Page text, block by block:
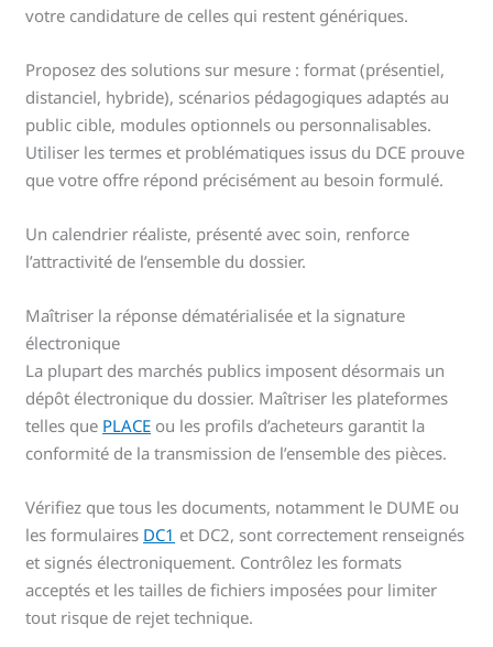
votre candidature de celles qui restent génériques.
Proposez des solutions sur mesure : format (présentiel,
distanciel, hybride), scénarios pédagogiques adaptés au
public cible, modules optionnels ou personnalisables.
Utiliser les termes et problématiques issus du DCE prouve
que votre offre répond précisément au besoin formulé.
Un calendrier réaliste, présenté avec soin, renforce
l’attractivité de l’ensemble du dossier.
Maîtriser la réponse dématérialisée et la signature
électronique
La plupart des marchés publics imposent désormais un
dépôt électronique du dossier. Maîtriser les plateformes
telles que PLACE ou les profils d’acheteurs garantit la
conformité de la transmission de l’ensemble des pièces.
Vérifiez que tous les documents, notamment le DUME ou
les formulaires DC1 et DC2, sont correctement renseignés
et signés électroniquement. Contrôlez les formats
acceptés et les tailles de fichiers imposées pour limiter
tout risque de rejet technique.